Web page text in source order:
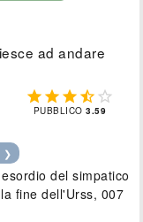
ad andare
    
PUBBLICO3.59
❯
del simpatico
fine dell'Urss, 007